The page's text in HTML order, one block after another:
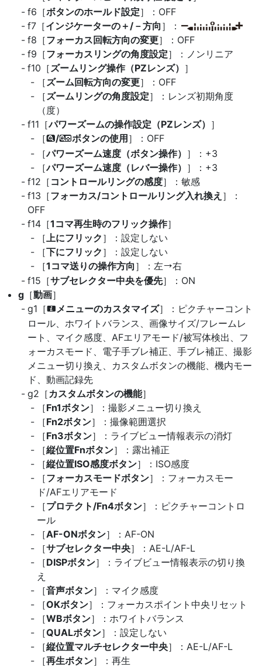
f6［ボタンのホールド設定］：OFF
f7［インジケーターの＋/－方向 ］：
f8［フォーカス回転方向の変更］：OFF
f9［フォーカスリングの角度設定］：ノンリニア
f10［ ズームリング操作（PZレンズ） ］
［ ズーム回転方向の変更］：OFF
［ ズームリングの角度設定］：レンズ初期角度
（度）
f11［パワーズームの操作設定（PZレンズ） ］
［x/wボタンの使用］：OFF
［パワーズーム速度（ボタン操作） ］：+3
［パワーズーム速度（レバー操作） ］：+3
f12［ コントロールリングの感度］：敏感
f13［フォーカス/コントロールリング入れ換え ］：
OFF
f14［1コマ再生時のフリック操作］
［ 上にフリック ］：設定しない
［下にフリック ］：設定しない
［1コマ送りの操作方向 ］：左V右
f15［サブセレクター中央を優先］：ON
g ［動画］
g1［i メニューのカスタマイズ］：ピクチャーコント
ロール、ホワイトバランス、画像サイズ/フレームレ
ート、マイク感度、AFエリアモード/被写体検出、フ
ォーカスモード、電子手ブレ補正、手ブレ補正、撮影
メニュー切り換え、カスタムボタンの機能、機内モー
ド、動画記録先
g2［ カスタムボタンの機能］
［Fn1ボタン］：撮影メニュー切り換え
［Fn2ボタン］：撮像範囲選択
［Fn3ボタン］：ライブビュー情報表示の消灯
［縦位置Fnボタン］：露出補正
［縦位置ISO感度ボタン］：ISO感度
［フォーカスモードボタン］：フォーカスモー
ド/AFエリアモード
［プロテクト/Fn4ボタン］：ピクチャーコントロ
ール
［AF-ONボタン］：AF-ON
［サブセレクター中央］：AE-L/AF-L
［DISPボタン］：ライブビュー情報表示の切り換
え
［音声ボタン］：マイク感度
［OKボタン］：フォーカスポイント中央リセット
［WBボタン］：ホワイトバランス
［QUALボタン］：設定しない
［縦位置マルチセレクター中央］：AE-L/AF-L
［再生ボタン］：再生